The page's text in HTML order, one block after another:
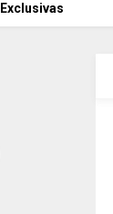
Exclusivas